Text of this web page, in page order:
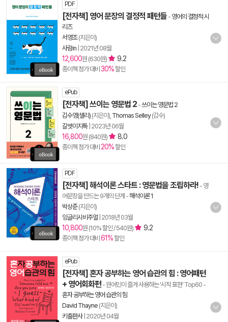
PDF
[전자책] 영어 문장의 결정적 패턴들 - 영어의 결정적 시
리즈
서영조(지은이)
사람in 2021년 08월
12,600원 (630원) 9.2
종이책 정가 대비 30%할인
ePub
[전자책] 쓰이는 영문법 2 -쓰이는 영문법 2
김수영(셀리) (지은이), Thomas Selley(감수)
길벗이지톡| 2023년 06월
16,800원 (840원) 8.0
종이책 정가 대비 20%할인
PDF
[전자책] 해석이론 스타트 : 영문법을 조립하라! - 영
어문장을 만드는 9개의 단계 -해석이론 1
박상준(지은이)
잉글리시비주얼 2018년 03월
10,800원 (10% 할인 / 540원) 9.2
종이책 정가 대비 61%할인
ePub
[전자책] 혼자 공부하는 영어 습관의 힘 : 영어패턴
+ 영어회화편 - 원어민이 즐겨 사용하는 ‘시작 표현’ Top60 -
혼자 공부하는 영어 습관의 힘
David Thayne (지은이)
키출판사| 2020년 04월